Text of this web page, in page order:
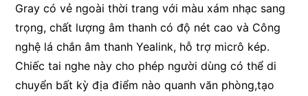
Gray có vẻ ngoài thời trang với màu xám nhạc sang
trọng, chất lượng âm thanh có độ nét cao và Công
nghệ lá chắn âm thanh Yealink, hỗ trợ micrô kép.
Chiếc tai nghe này cho phép người dùng có thể di
chuyển bất kỳ địa điểm nào quanh văn phòng,tạo